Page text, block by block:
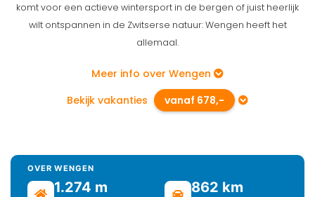
komt voor een actieve wintersport in de bergen of juist heerlijk
wilt ontspannen in de Zwitserse natuur: Wengen heeft het
allemaal.
Meer info over Wengen
Bekijk vakanties
vanaf 678,-
OVER WENGEN
1.274 m 862 km